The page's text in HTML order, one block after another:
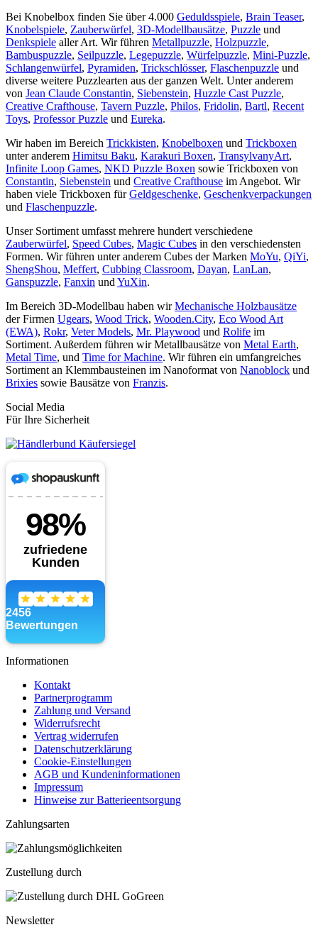
Bei Knobelbox finden Sie über 4.000 Geduldsspiele, Brain Teaser,
Knobelspiele, Zauberwürfel, 3D-Modellbausätze, Puzzle und
Denkspiele aller Art. Wir führen Metallpuzzle, Holzpuzzle,
Bambuspuzzle, Seilpuzzle, Legepuzzle, Würfelpuzzle, Mini-Puzzle,
Schlangenwürfel, Pyramiden, Trickschlösser, Flaschenpuzzle und
diverse weitere Puzzlearten aus der ganzen Welt. Unter anderem
von Jean Claude Constantin, Siebenstein, Huzzle Cast Puzzle,
Creative Crafthouse, Tavern Puzzle, Philos, Fridolin, Bartl, Recent
Toys, Professor Puzzle und Eureka.
Wir haben im Bereich Trickkisten, Knobelboxen und Trickboxen
unter anderem Himitsu Baku, Karakuri Boxen, TransylvanyArt,
Infinite Loop Games, NKD Puzzle Boxen sowie Trickboxen von
Constantin, Siebenstein und Creative Crafthouse im Angebot. Wir
haben viele Trickboxen fürGeldgeschenke, Geschenkverpackungen
und Flaschenpuzzle.
Unser Sortiment umfasst mehrere hundert verschiedene
Zauberwürfel, Speed Cubes, Magic Cubes in den verschiedensten
Formen. Wir führen unter anderem Cubes der Marken MoYu, QiYi,
ShengShou, Meffert, Cubbing Classroom, Dayan, LanLan,
Ganspuzzle, Fanxin und YuXin.
Im Bereich 3D-Modellbau haben wirMechanische Holzbausätze
der Firmen Ugears, Wood Trick, Wooden.City, Eco Wood Art
(EWA), Rokr, Veter Models, Mr. Playwood und Rolife im
Sortiment. Außerdem führen wir Metallbausätze von Metal Earth,
Metal Time, und Time for Machine. Wir führen ein umfangreiches
Sortiment an Klemmbausteinen im Nanoformat von Nanoblock und
Brixies sowie Bausätze von Franzis.
Social Media
Für Ihre Sicherheit
Informationen
Kontakt
Partnerprogramm
Zahlung und Versand
Widerrufsrecht
Vertrag widerrufen
Datenschutzerklärung
Cookie-Einstellungen
AGB und Kundeninformationen
Impressum
Hinweise zur Batterieentsorgung
Zahlungsarten
Zustellung durch
Newsletter